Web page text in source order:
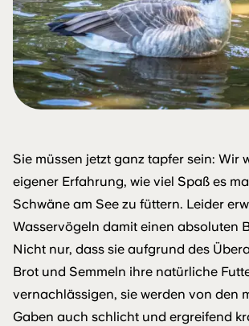
Sie müssen jetzt ganz tapfer sein: Wir
eigener Erfahrung, wie viel Spaß es
Schwäne am See zu füttern. Leider
Wasservögeln damit einen absoluten
Nicht nur, dass sie aufgrund des
Brot und Semmeln ihre natürliche
vernachlässigen, sie werden von den
Gaben auch schlicht und ergreifend